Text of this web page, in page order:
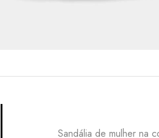
Sandália de mulher na